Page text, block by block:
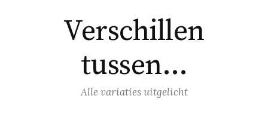
Verschillen
tussen…
Alle variaties uitgelicht